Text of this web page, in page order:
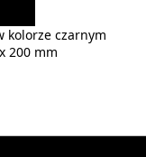
kolorze czarnym
200 mm